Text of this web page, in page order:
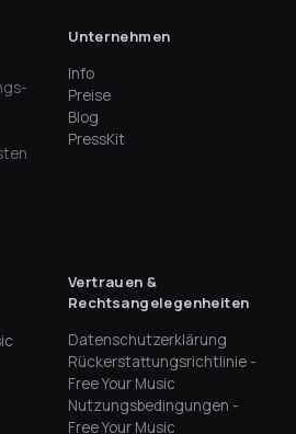
Unternehmen
Info
Preise
Blog
PressKit
Vertrauen &
Rechtsangelegenheiten
Datenschutzerklärung
Rückerstattungsrichtlinie -
Free Your Music
Nutzungsbedingungen -
Free Your Music